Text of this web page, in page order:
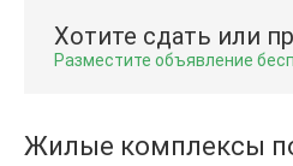
Хотите сдать или
Разместите объявление
Жилые комплексы